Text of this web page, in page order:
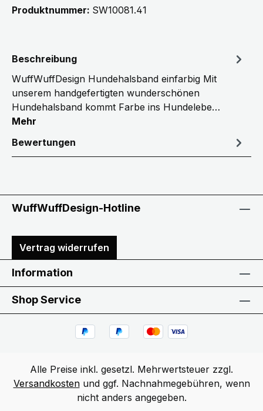
Produktnummer: SW10081.41
Beschreibung
WuffWuffDesign Hundehalsband einfarbig Mit
unserem handgefertigten wunderschönen
Hundehalsband kommt Farbe ins Hundelebe…
Mehr
Bewertungen
WuffWuffDesign-Hotline
Vertrag widerrufen
Information
Shop Service
Alle Preise inkl. gesetzl. Mehrwertsteuer zzgl.
Versandkostenund ggf. Nachnahmegebühren, wenn
nicht anders angegeben.